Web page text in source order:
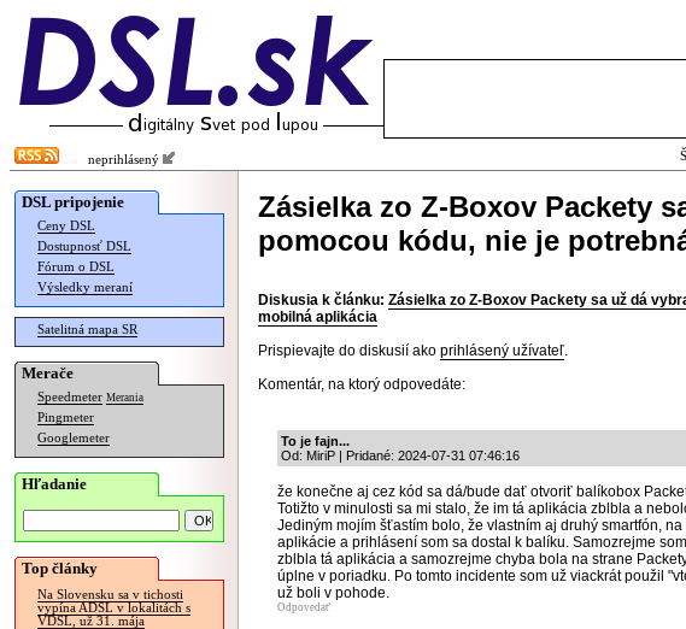
neprihlásený
DSL pripojenie
Ceny DSL
Dostupnosť DSL
Fórum o DSL
Výsledky meraní
Satelitná mapa SR
Merače
Speedmeter Merania
Pingmeter
Googlemeter
Hľadanie
Top články
Na Slovensku sa v tichosti
vypína ADSL v lokalitách s
VDSL, už 31. mája
Zásielka zo Z-Boxov Packety
pomocou kódu, nie je
Diskusia k článku: Zásielka zo Z-Boxov Packety sa už dá
mobilná aplikácia
Prispievajte do diskusií ako prihlásený užívateľ.
Komentár, na ktorý odpovedáte:
To je fajn...
Od: MiriP | Pridané: 2024-07-31 07:46:16
že konečne aj cez kód sa dá/bude dať otvoriť balíkobox
Totižto v minulosti sa mi stalo, že im tá aplikácia zblbla a
Jediným mojím šťastím bolo, že vlastním aj druhý smartfón,
aplikácie a prihlásení som sa dostal k balíku. Samozrejme
zblbla tá aplikácia a samozrejme chyba bola na strane
úplne v poriadku. Po tomto incidente som už viackrát použil
už boli v pohode.
Odpovedať